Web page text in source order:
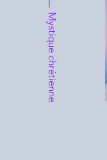
Mystique chrétienne